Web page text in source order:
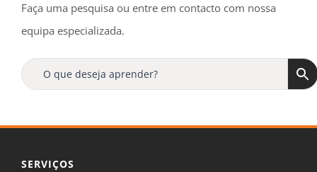
Faça uma pesquisa ou entre em contacto com nossa
equipa especializada.
SERVIÇOS